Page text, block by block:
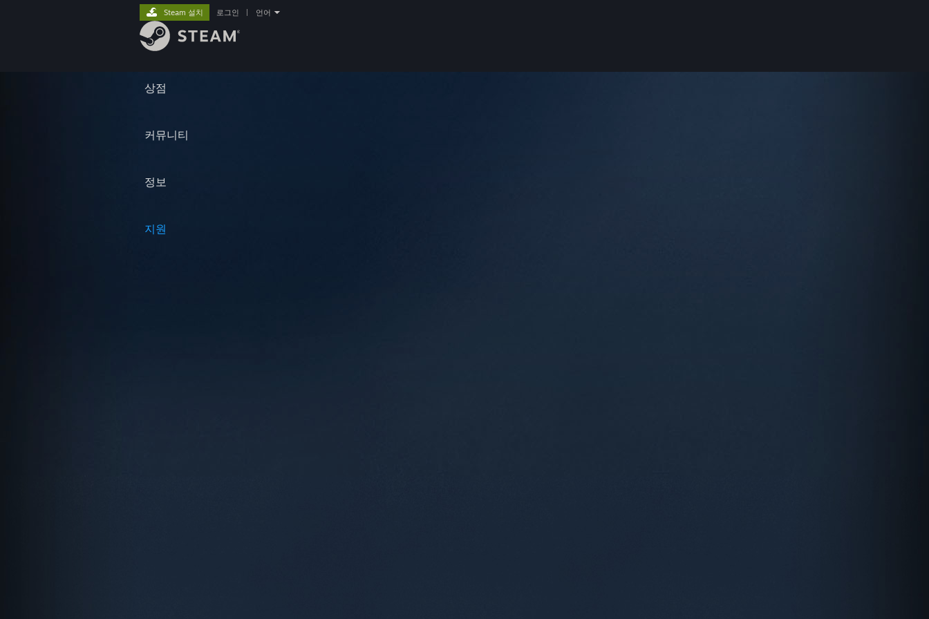
상점
커뮤니티
정보
지원
Steam 설치 로그인 언어